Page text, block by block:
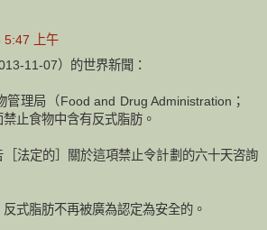
5:47 上午
11-07）的世界新聞：
管理局（Food and Drug Administration；
止食物中含有反式脂肪。
［法定的］關於這項禁止令計劃的六十天咨詢
反式脂肪不再被廣為認定為安全的。